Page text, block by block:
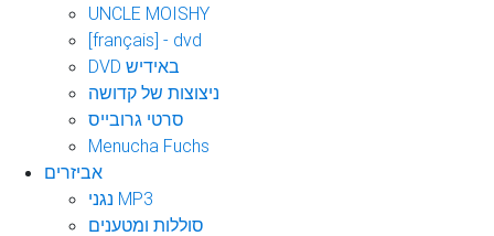
UNCLE MOISHY
[français] - dvd
DVD באידיש
ניצוצות של קדושה
סרטי גרובייס
Menucha Fuchs
אביזרים
נגני MP3
סוללות ומטענים